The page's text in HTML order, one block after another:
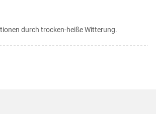
durch trocken-heiße Witterung.